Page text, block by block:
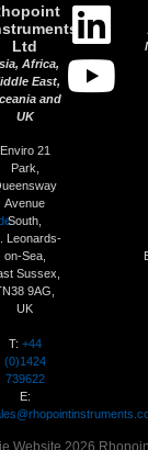
Ltd
Africa,
East,
and
UK
Enviro 21
Park,
Avenue
South,
Leonards-
on-Sea,
Sussex,
9AG,
UK
T: +44
(0)1424
739622
E:
Website 2026